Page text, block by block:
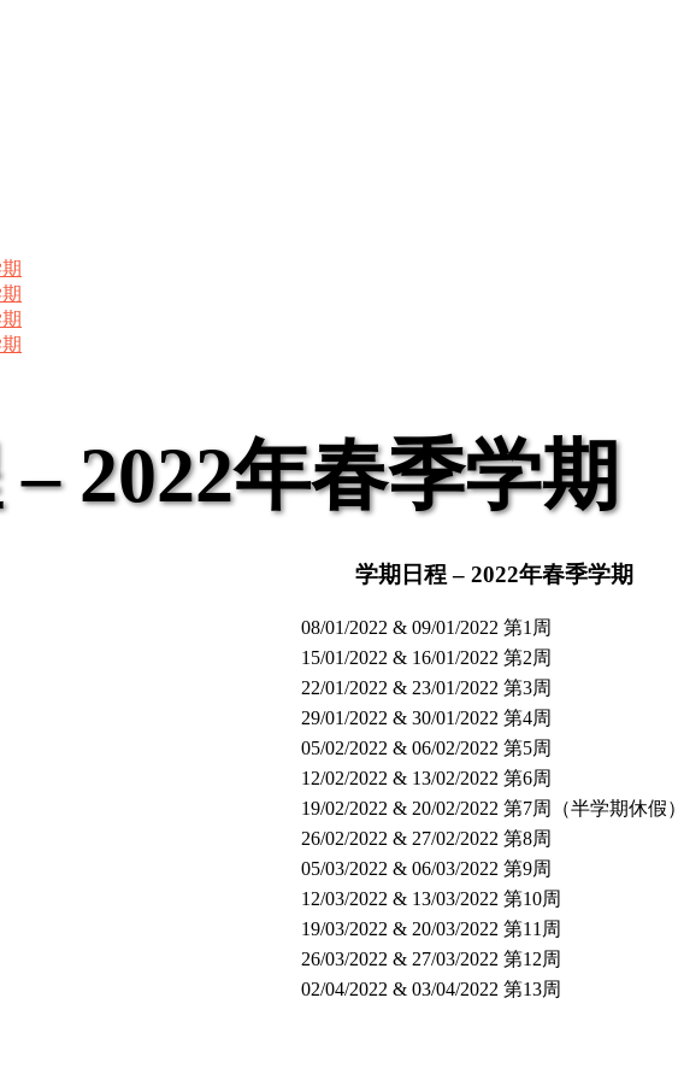
2022年春季学期
学期日程 – 2022年春季学期
08/01/2022 & 09/01/2022 第1周
15/01/2022 & 16/01/2022 第2周
22/01/2022 & 23/01/2022 第3周
29/01/2022 & 30/01/2022 第4周
05/02/2022 & 06/02/2022 第5周
12/02/2022 & 13/02/2022 第6周
19/02/2022 & 20/02/2022 第7周（半学期休假）
26/02/2022 & 27/02/2022 第8周
05/03/2022 & 06/03/2022 第9周
12/03/2022 & 13/03/2022 第10周
19/03/2022 & 20/03/2022 第11周
26/03/2022 & 27/03/2022 第12周
02/04/2022 & 03/04/2022 第13周